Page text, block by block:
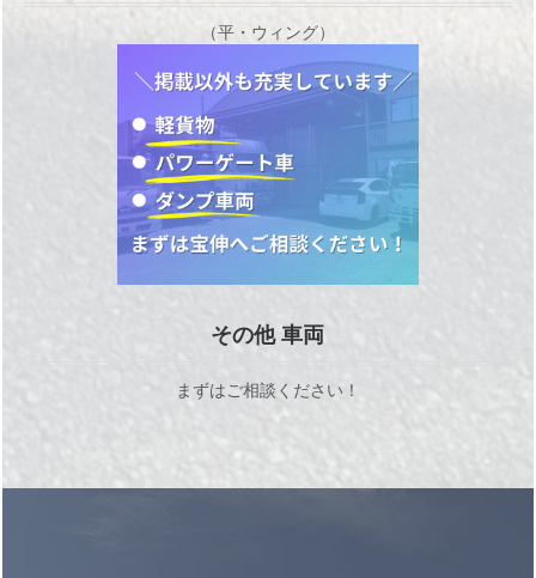
（平・ウィング）
その他 車両
まずはご相談ください！